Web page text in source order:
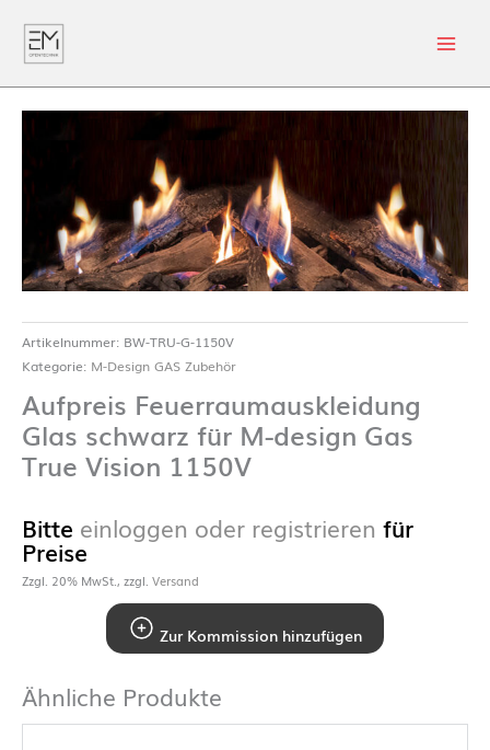
Artikelnummer: BW-TRU-G-1150V
Kategorie: M-Design GAS Zubehör
Aufpreis Feuerraumauskleidung
Glas schwarz für M-design Gas
True Vision 1150V
Bitte einloggen oder registrieren für
Preise
Zzgl. 20% MwSt., zzgl. Versand
Zur Kommission hinzufügen
Ähnliche Produkte